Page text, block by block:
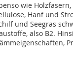
wie
Hanf und
und Seegras
also B2.